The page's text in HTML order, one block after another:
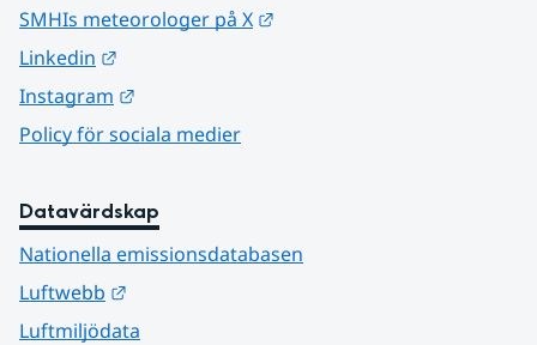
SMHIs meteorologer på X
Linkedin
Instagram
Policy för sociala medier
Datavärdskap
Nationella emissionsdatabasen
Luftwebb
Luftmiljödata